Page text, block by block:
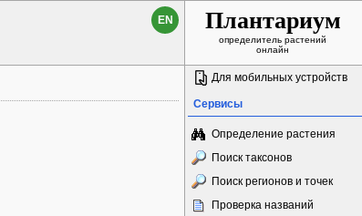
EN Плантариум
определитель растений
онлайн
Для мобильных устройств
Сервисы
Определение растения
Поиск таксонов
Поиск регионов и точек
Проверка названий